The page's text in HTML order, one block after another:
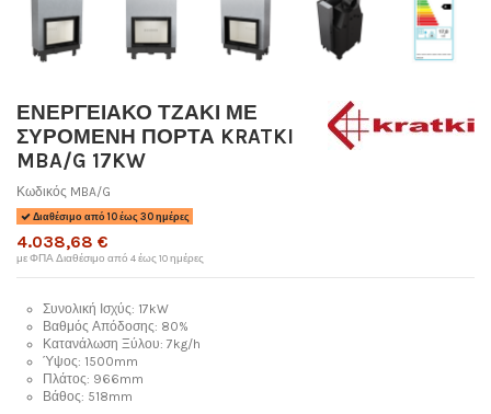
ΕΝΕΡΓΕΙΑΚΟ ΤΖΑΚΙ ΜΕ
ΣΥΡΟΜΕΝΗ ΠΟΡΤΑ KRATKI
MBA/G 17KW
Κωδικός MBA/G
Διαθέσιμο από 10 έως 30 ημέρες
4.038,68 €
με ΦΠΑΔιαθέσιμο από 4 έως 10 ημέρες
Συνολική Ισχύς: 17kW
Βαθμός Απόδοσης: 80%
Κατανάλωση Ξύλου: 7kg/h
Ύψος: 1500mm
Πλάτος: 966mm
Βάθος: 518mm